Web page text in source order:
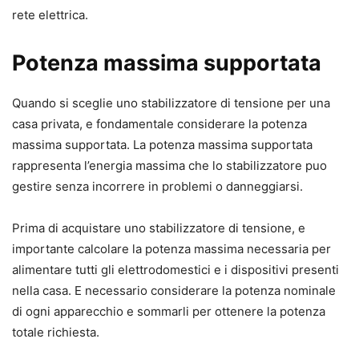
rete elettrica.
Potenza massima supportata
Quando si sceglie uno stabilizzatore di tensione per una
casa privata, e fondamentale considerare la potenza
massima supportata. La potenza massima supportata
rappresenta l’energia massima che lo stabilizzatore puo
gestire senza incorrere in problemi o danneggiarsi.
Prima di acquistare uno stabilizzatore di tensione, e
importante calcolare la potenza massima necessaria per
alimentare tutti gli elettrodomestici e i dispositivi presenti
nella casa. E necessario considerare la potenza nominale
di ogni apparecchio e sommarli per ottenere la potenza
totale richiesta.